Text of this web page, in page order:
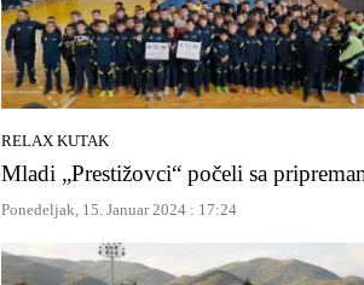
RELAX KUTAK
Mladi „Prestižovci“ počeli sa
Ponedeljak, 15. Januar 2024 : 17:24